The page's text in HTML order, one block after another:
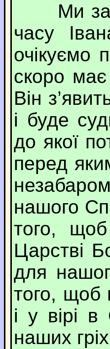
Ми
часу
очікуємо
скоро
Він
і буде
до якої
перед
нашого
того,
Царстві
для
того, щоб
і у вірі
наших